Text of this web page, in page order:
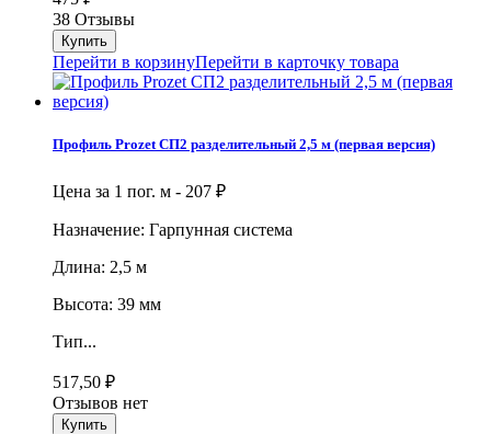
38 Отзывы
Перейти в корзинуПерейти в карточку товара
Профиль Prozet СП2 разделительный 2,5 м (первая версия)
Цена за 1 пог. м - 207 ₽
Назначение: Гарпунная система
Длина: 2,5 м
Высота: 39 мм
Тип...
517,50 ₽
Отзывов нет